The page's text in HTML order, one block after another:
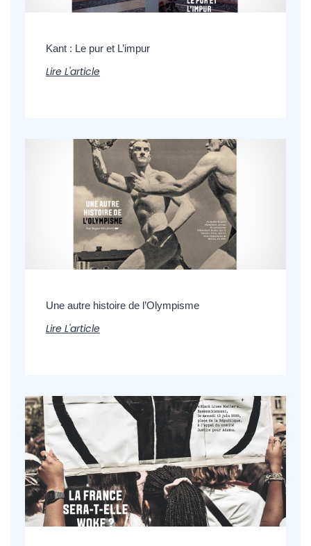
Kant : Le pur et L’impur
Lire L'article
Une autre histoire de l’Olympisme
Lire L'article